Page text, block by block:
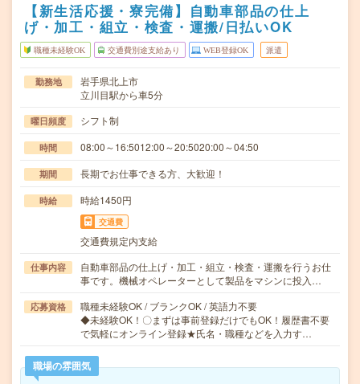
【新生活応援・寮完備】自動車部品の仕上
げ・加工・組立・検査・運搬/日払いOK
職種未経験OK 交通費別途支給あり WEB登録OK 派遣
勤務地
岩手県北上市
立川目駅から車5分
曜日頻度 シフト制
時間 08:00～16:5012:00～20:5020:00～04:50
期間 長期でお仕事できる方、大歓迎！
時給 時給1450円
交通費
交通費規定内支給
仕事内容
自動車部品の仕上げ・加工・組立・検査・運搬を行うお仕
事です。機械オペレーターとして製品をマシンに投入…
応募資格
職種未経験OK / ブランクOK / 英語力不要
◆未経験OK！〇まずは事前登録だけでもOK！履歴書不要
で気軽にオンライン登録★氏名・職種などを入力す…
職場の雰囲気